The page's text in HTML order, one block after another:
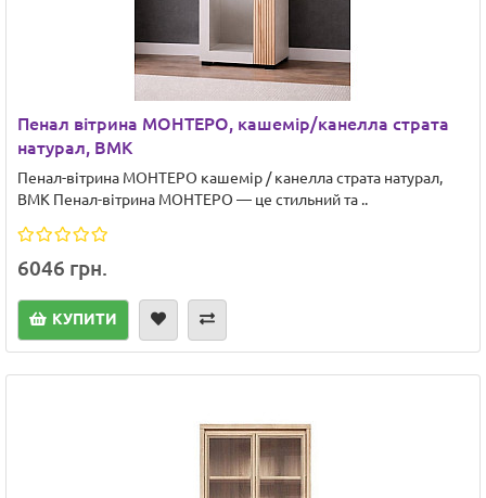
Пенал вітрина МОНТЕРО, кашемір/канелла страта
натурал, ВМК
Пенал-вітрина МОНТЕРО кашемір / канелла страта натурал,
ВМК Пенал-вітрина МОНТЕРО — це стильний та ..
6046 грн.
КУПИТИ